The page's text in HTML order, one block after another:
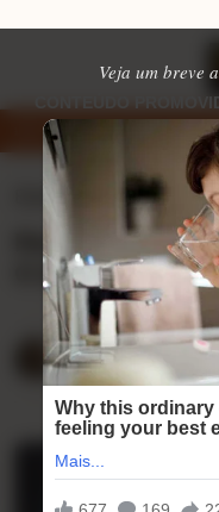
Veja um breve
apps de namoro que
⏱ 1 min de
Review PC
O Que Esperar
Mariana Souza
15/12/2025